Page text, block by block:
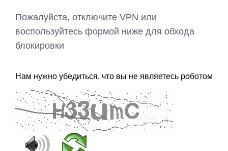
Пожалуйста, отключите VPN или
воспользуйтесь формой ниже для обхода
блокировки
Нам нужно убедиться, что вы не являетесь роботом